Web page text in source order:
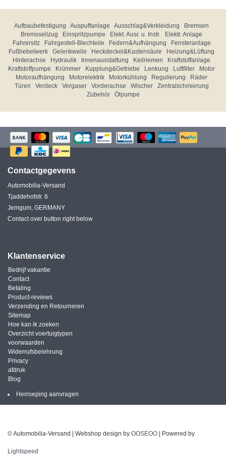
Aufbaubefestigung Auspuffanlage Ausschlag&Verkleidung
Bremsen
Bremsseilzug
Einspritzpumpe Elekt. Ausr. u. Instr.
Elektr. Anlage
Fahrersitz
Fahrgestell-Blechteile Federn&Aufhängung
Fensteranlage
Fußhebelwerk
Gelenkwelle Heckdeckel&Kastensäule
Heizung&Lüftung
Hinterachse
Hydraulik Innenausstattung Keilriemen
Kraftstoffanlage
Kraftstoffpumpe
Krümmer Kupplung&Getriebe Lenkung Luftfilter
Motor
Motoraufhängung
Motorelektrik Motorkühlung Regulierung
Räder
Türen
Verdeck Vergaser Vorderachse Wischer
Zentralschmierung
Zubehör
Ölpumpe
Contactgegevens
Automobilia-Versand
Tjaddehofstr. 6
Jemgum, GERMANY
Contact over button right below
Klantenservice
Bedrijf vakantie
Contact
Betaling
Product-reviews
Verzending en Retourneren
Sitemap
Hoe kan ik zoeken
Overzicht voertuigtypen
voorwaarden
Widerrufsbelehrung
Privacy
afdruk
Blog
Herroeping aanvragen
© Automobilia-Versand | Webshop design by OOSEOO | Powered by
Lightspeed